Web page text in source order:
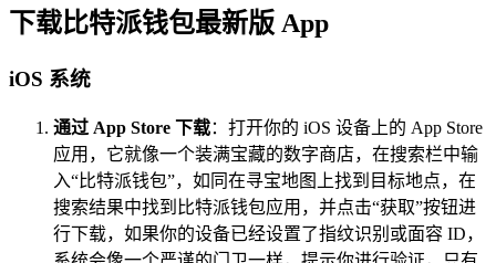
下载比特派钱包最新版 App
iOS 系统
通过 App Store 下载：打开你的 iOS 设备上的 App Store
应用，它就像一个装满宝藏的数字商店，在搜索栏中输
入“比特派钱包”，如同在寻宝地图上找到目标地点，在
搜索结果中找到比特派钱包应用，并点击“获取”按钮进
行下载，如果你的设备已经设置了指纹识别或面容 ID，